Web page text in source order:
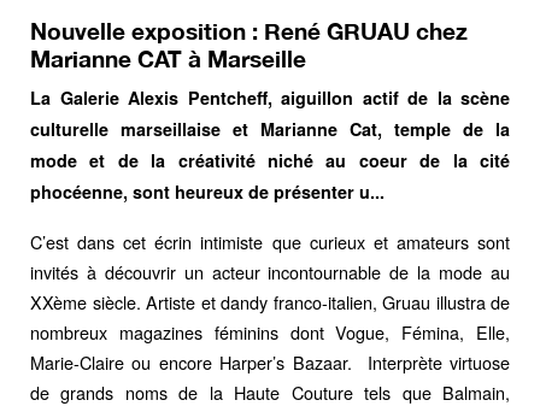
Nouvelle exposition : René GRUAU chez
Marianne CAT à Marseille
La Galerie Alexis Pentcheff, aiguillon actif de la scène
culturelle marseillaise et Marianne Cat, temple de la
mode et de la créativité niché au coeur de la cité
phocéenne, sont heureux de présenter u...
C’est dans cet écrin intimiste que curieux et amateurs sont
invités à découvrir un acteur incontournable de la mode au
XXème siècle. Artiste et dandy franco-italien, Gruau illustra de
nombreux magazines féminins dont Vogue, Fémina, Elle,
Marie-Claire ou encore Harper’s Bazaar. Interprète virtuose
de grands noms de la Haute Couture tels que Balmain,